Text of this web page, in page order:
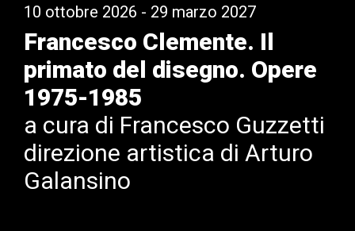
10 ottobre 2026 - 29 marzo 2027
Francesco Clemente. Il
primato del disegno. Opere
1975-1985
a cura di Francesco Guzzetti
direzione artistica di Arturo
Galansino